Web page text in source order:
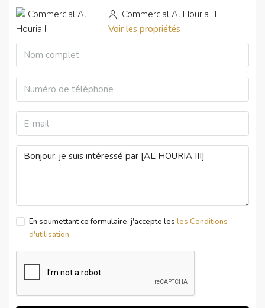
Commercial Al Houria III
Voir les propriétés
En soumettant ce formulaire, j'accepte les les Conditions
d'utilisation